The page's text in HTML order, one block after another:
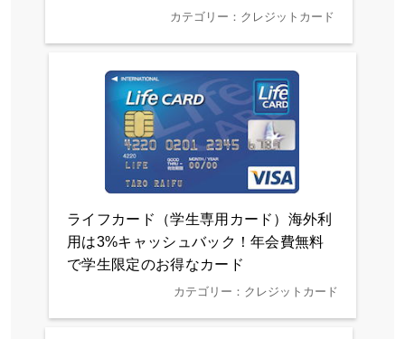
カテゴリー：クレジットカード
ライフカード（学生専用カード）海外利
用は3%キャッシュバック！年会費無料
で学生限定のお得なカード
カテゴリー：クレジットカード